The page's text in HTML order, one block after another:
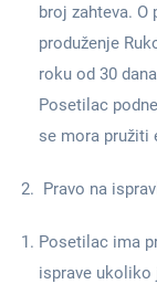
broj zahteva. O
produženje
roku od 30
Posetilac
se mora pružiti
Pravo na
Posetilac ima
isprave ukoliko